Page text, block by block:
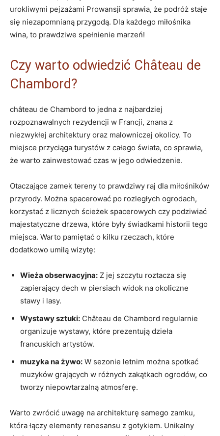
urokliwymi pejzażami Prowansji sprawia, że podróż staje
się niezapomnianą przygodą. Dla każdego miłośnika
wina, to prawdziwe spełnienie marzeń!
Czy warto odwiedzić Château de
Chambord?
château de Chambord to jedna z najbardziej
rozpoznawalnych rezydencji w Francji, znana z
niezwykłej architektury oraz malowniczej okolicy. To
miejsce przyciąga turystów z całego świata, co sprawia,
że warto zainwestować czas w jego odwiedzenie.
Otaczające zamek tereny to prawdziwy raj dla miłośników
przyrody. Można spacerować po rozległych ogrodach,
korzystać z licznych ścieżek spacerowych czy podziwiać
majestatyczne drzewa, które były świadkami historii tego
miejsca. Warto pamiętać o kilku rzeczach, które
dodatkowo umilą wizytę:
Wieża obserwacyjna: Z jej szczytu roztacza się
zapierający dech w piersiach widok na okoliczne
stawy i lasy.
Wystawy sztuki: Château de Chambord regularnie
organizuje wystawy, które prezentują dzieła
francuskich artystów.
muzyka na żywo: W sezonie letnim można spotkać
muzyków grających w różnych zakątkach ogrodów, co
tworzy niepowtarzalną atmosferę.
Warto zwrócić uwagę na architekturę samego zamku,
która łączy elementy renesansu z gotykiem. Unikalny